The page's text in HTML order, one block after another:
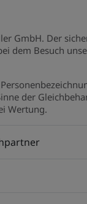
GmbH. Der
dem Besuch
der
Wertung.